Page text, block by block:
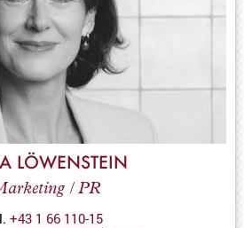
LÖWENSTEIN
/ PR
+43 1 66 110-15